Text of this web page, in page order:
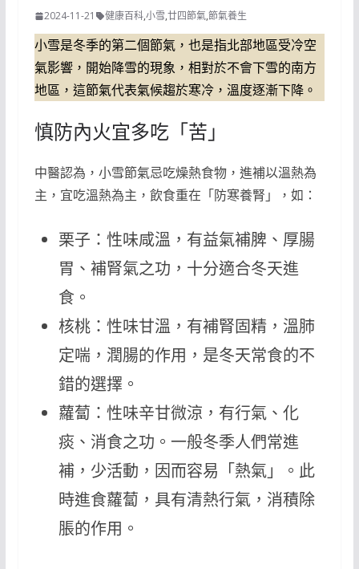
2024-11-21 健康百科,小雪,廿四節氣,節氣養生
小雪是冬季的第二個節氣，也是指北部地區受冷空
氣影響，開始降雪的現象，相對於不會下雪的南方
地區，這節氣代表氣候趨於寒冷，溫度逐漸下降。
慎防內火宜多吃「苦」
中醫認為，小雪節氣忌吃燥熱食物，進補以溫熱為
主，宜吃溫熱為主，飲食重在「防寒養腎」，如：
栗子：性味咸溫，有益氣補脾、厚腸
胃、補腎氣之功，十分適合冬天進
食。
核桃：性味甘溫，有補腎固精，溫肺
定喘，潤腸的作用，是冬天常食的不
錯的選擇。
蘿蔔：性味辛甘微涼，有行氣、化
痰、消食之功。一般冬季人們常進
補，少活動，因而容易「熱氣」。此
時進食蘿蔔，具有清熱行氣，消積除
脹的作用。